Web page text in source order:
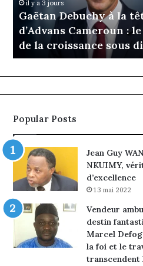
Cameroun
choix
de
sous
il y a 3 jours
Gaëtan Debuchy à la
d’Advans Cameroun :
de la croissance sous
Popular Posts
Jean Guy
NKUIMY,
d’excellence
13 mai 2022
Vendeur
destin
Marcel
la foi et le
transcendent